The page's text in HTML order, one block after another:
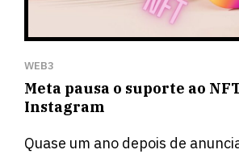
WEB3
Meta pausa o suporte ao
Instagram
Quase um ano depois de